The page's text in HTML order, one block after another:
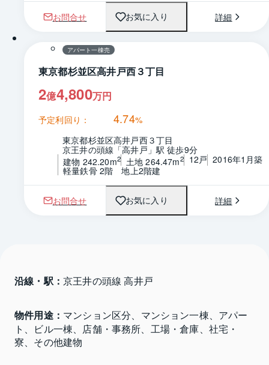
お問合せ お気に入り 詳細
1 / 0 間取り
アパート一棟売
東京都杉並区高井戸西３丁目
2億4,800万円
予定利回り： 4.74%
東京都杉並区高井戸西３丁目
京王井の頭線「高井戸」駅 徒歩9分
建物 242.20m2 土地 264.47m2 12戸 2016年1月築
軽量鉄骨 2階　地上2階建
お問合せ お気に入り 詳細
沿線・駅： 京王井の頭線 高井戸
物件用途： マンション区分、マンション一棟、アパー
ト、ビル一棟、店舗・事務所、工場・倉庫、社宅・
寮、その他建物